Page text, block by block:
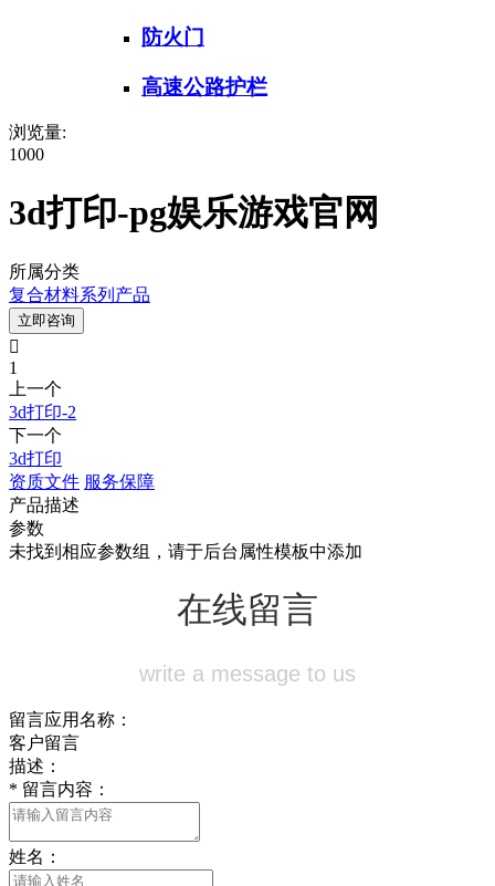
防火门
高速公路护栏
浏览量:
1000
3d打印-pg娱乐游戏官网
所属分类
复合材料系列产品
立即咨询

1
上一个
3d打印-2
下一个
3d打印
资质文件 服务保障
产品描述
参数
未找到相应参数组，请于后台属性模板中添加
在线留言
write a message to us
留言应用名称：
客户留言
描述：
* 留言内容：
姓名：